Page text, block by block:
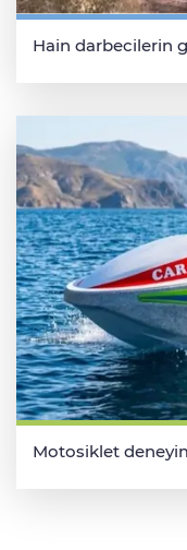
Hain darbecilerin
Motosiklet